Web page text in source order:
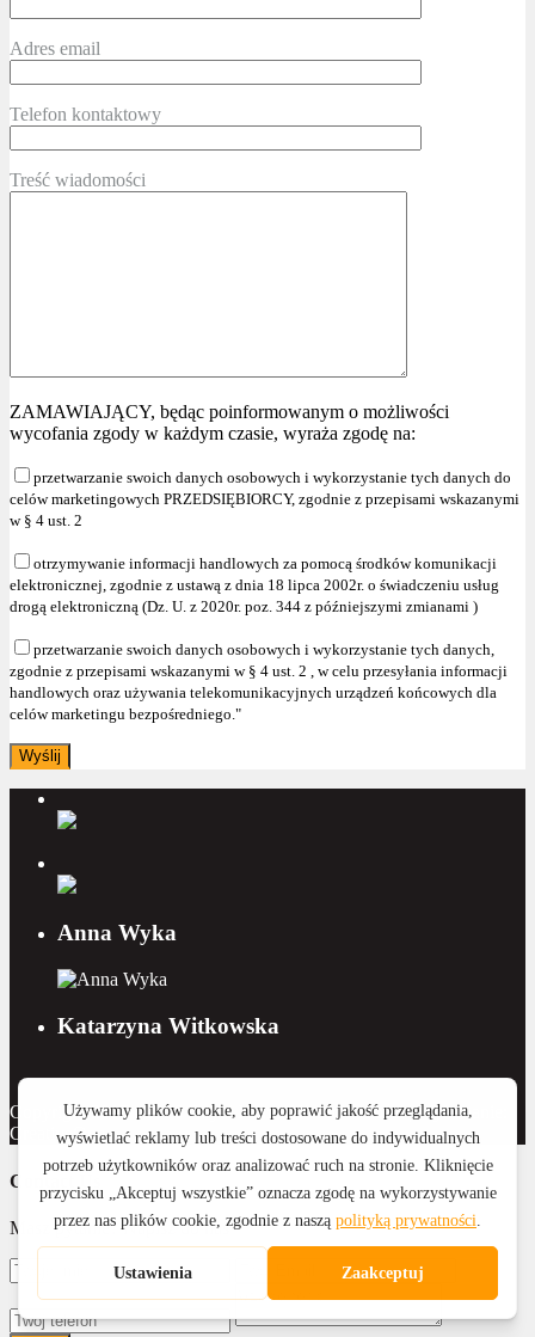
Adres email
Telefon kontaktowy
Treść wiadomości
ZAMAWIAJĄCY, będąc poinformowanym o możliwości
wycofania zgody w każdym czasie, wyraża zgodę na:
przetwarzanie swoich danych osobowych i wykorzystanie tych danych do
celów marketingowych PRZEDSIĘBIORCY, zgodnie z przepisami wskazanymi
w § 4 ust. 2
otrzymywanie informacji handlowych za pomocą środków komunikacji
elektronicznej, zgodnie z ustawą z dnia 18 lipca 2002r. o świadczeniu usług
drogą elektroniczną (Dz. U. z 2020r. poz. 344 z późniejszymi zmianami )
przetwarzanie swoich danych osobowych i wykorzystanie tych danych,
zgodnie z przepisami wskazanymi w § 4 ust. 2 , w celu przesyłania informacji
handlowych oraz używania telekomunikacyjnych urządzeń końcowych dla
celów marketingu bezpośredniego."
Anna Wyka
Katarzyna Witkowska
Copyright 2015 - 2026 Royal Home Nieruchomości | Wykonanie:
CreativeOne
Contact Us
Masz pytanie? Napisz do nas